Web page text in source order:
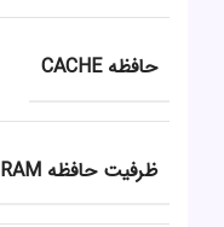
حافظه CACHE
ظرفیت حافظه RAM